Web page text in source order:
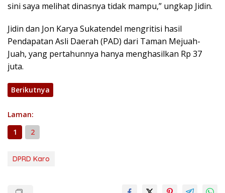
sini saya melihat dinasnya tidak mampu,” ungkap Jidin.
Jidin dan Jon Karya Sukatendel mengritisi hasil
Pendapatan Asli Daerah (PAD) dari Taman Mejuah-
Juah, yang pertahunnya hanya menghasilkan Rp 37
juta.
Berikutnya
Laman:
1
2
DPRD Karo